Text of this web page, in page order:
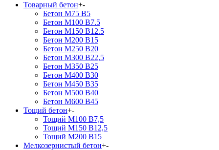
Товарный бетон+-
Бетон М75 В5
Бетон М100 В7.5
Бетон М150 В12.5
Бетон М200 В15
Бетон М250 В20
Бетон М300 В22,5
Бетон М350 В25
Бетон М400 В30
Бетон М450 В35
Бетон М500 В40
Бетон М600 В45
Тощий бетон+-
Тощий М100 В7,5
Тощий М150 В12,5
Тощий М200 В15
Мелкозернистый бетон+-